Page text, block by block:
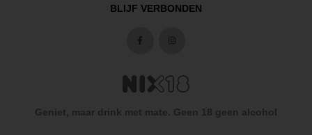
BLIJF VERBONDEN
Geniet, maar drink met mate. Geen 18 geen alcohol